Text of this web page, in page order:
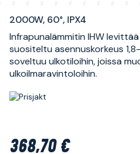
2000W, 60°, IPX4
Infrapunalämmitin IHW
suositeltu asennuskorkeus
soveltuu ulkotiloihin, joissa
ulkoilmaravintoloihin.
368,70 €